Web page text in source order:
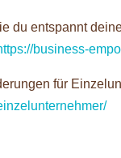
du entspannt
business-
für